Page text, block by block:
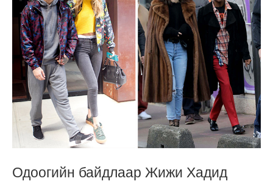
Одоогийн байдлаар Жижи Хадид